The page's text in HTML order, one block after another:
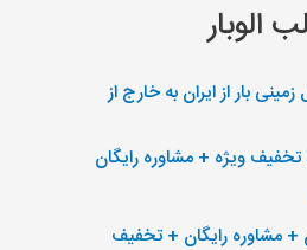
الوبار
بار از ایران به خارج از
تخفیف ویژه + مشاوره رایگان
+ مشاوره رایگان + تخفیف